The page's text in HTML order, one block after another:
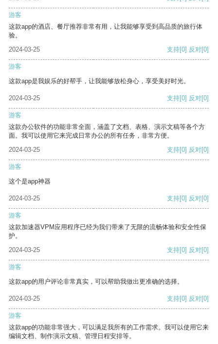
游客
这款app的酒店、餐厅推荐非常有用，让我能够享受到高品质的旅行体
验。
2024-03-25
支持[0] 反对[0]
游客
这款app是我娱乐的好帮手，让我能够放松身心，享受美好时光。
2024-03-25 支持[0] 反对[0]
游客
这款办公软件的功能非常全面，涵盖了文档、表格、演示文稿等各个方
面。我可以使用它来完成日常办公的所有任务，非常方便。
2024-03-25
支持[0] 反对[0]
游客
这个是app神器
2024-03-25 支持[0] 反对[0]
游客
这款加速器VPM应用程序已经为我们带来了无限的流畅体验和安全性保
护。
2024-03-25
支持[0] 反对[0]
游客
这款app的用户评论非常真实，可以帮助我做出更准确的选择。
2024-03-25 支持[0] 反对[0]
游客
这款app的功能非常强大，可以满足我所有的工作需求。我可以使用它来
编辑文档、制作演示文稿、管理日程安排等。